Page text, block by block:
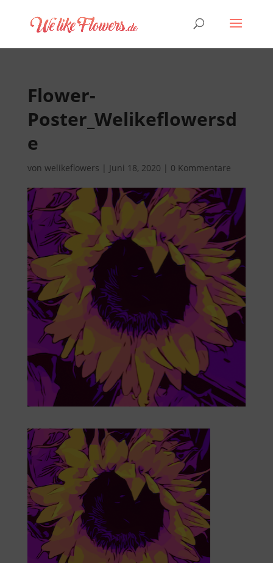
Flower-
Poster_Welikeflowersd
e
von welikeflowers | Juni 18, 2020 | 0 Kommentare